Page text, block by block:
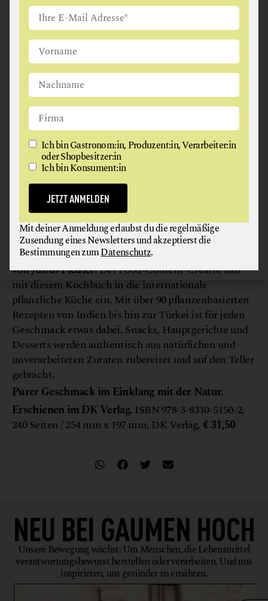
© DK Verlag
ÜBER: „NATÜRLICH VEGAN“
Köstliche & ursprüngliche plantbased Rezepte aus
aller Welt.
von Julius Fiedler:Der Food-Content-Creator lädt
mit diesem Kochbuch in die internationale
pflanzliche Küche ein. Mit über 90 pflanzenbasierten
Rezepten von Indien bis hin zur Türkei ist für jeden
Geschmack etwas dabei. Snacks, Hauptgerichte und
Desserts werden authentisch aus natürlichen und
unverarbeiteten Zutaten zubereitet und auf den Teller
gebracht.
Purer Geschmack im Einklang mit der Natur.
Erschienen im DK Verlag. ISBN 978-3-8310-5150-2,
240 Seiten / 254 mm x 197 mm, DK Verlag, € 31,50
NEU BEI GAUMEN HOCH
Unsere Bewegung wächst: Um Menschen, die Lebensmittel
verantwortungsbewusst herstellen oder verarbeiten. Und uns
inspirieren, uns gesünder zu ernähren.
Ich bin Gastronom:in, Produzent:in, Verarbeiter:in
oder Shopbesitzer:in
Ich bin Konsument:in
JETZT ANMELDEN
Mit deiner Anmeldung erlaubst du die regelmäßige
Zusendung eines Newsletters und akzeptierst die
Bestimmungen zumDatenschutz.